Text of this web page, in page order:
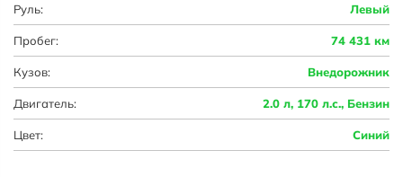
Руль: Левый
Пробег: 74 431 км
Кузов: Внедорожник
Двигатель: 2.0 л, 170 л.с., Бензин
Цвет: Синий